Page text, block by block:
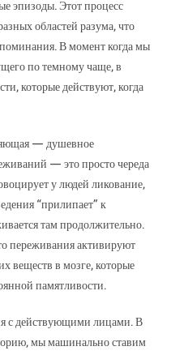
эпизоды. Этот процесс
областей разума, что
В момент когда мы
по темному чаще, в
которые действуют, когда
— душевное
— это просто череда
у людей ликование,
“прилипает” к
там продолжительно.
переживания активируют
веществ в мозге, которые
памятливости.
с действующими лицами. В
мы машинально ставим